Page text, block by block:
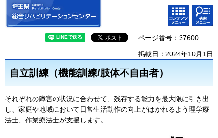
埼玉県 総合リハビリテーション
センター
コンテ
ンツメ
ニュー
検索・
共通メ
ニュー
ページ番号：37600
掲載日：2024年10月1日
自立訓練（機能訓練/肢体不自由者）
それぞれの障害の状況に合わせて、残存する能力を最大限に引き出
し、家庭や地域において日常生活動作の向上がはかれるよう理学療
法士、作業療法士が支援します。